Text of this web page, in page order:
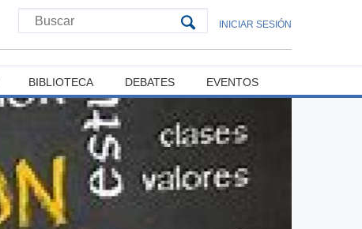
INICIAR SESIÓN
BIBLIOTECA DEBATES EVENTOS